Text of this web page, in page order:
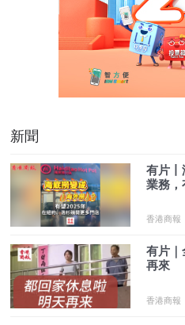
新聞
有片丨
業務，
香港商報
有片｜
再來
香港商報